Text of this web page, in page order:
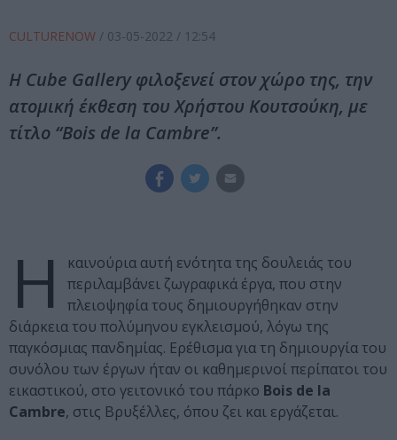
CULTURENOW / 03-05-2022 / 12:54
Η Cube Gallery φιλοξενεί στον χώρο της, την
ατομική έκθεση του Χρήστου Κουτσούκη, με
τίτλο “Bois de la Cambre”.
Η
καινούρια αυτή ενότητα της δουλειάς του
περιλαμβάνει ζωγραφικά έργα, που στην
πλειοψηφία τους δημιουργήθηκαν στην
διάρκεια του πολύμηνου εγκλεισμού, λόγω της
παγκόσμιας πανδημίας. Ερέθισμα για τη δημιουργία του
συνόλου των έργων ήταν οι καθημερινοί περίπατοι του
εικαστικού, στο γειτονικό του πάρκο Bois de la
Cambre, στις Βρυξέλλες, όπου ζει και εργάζεται.